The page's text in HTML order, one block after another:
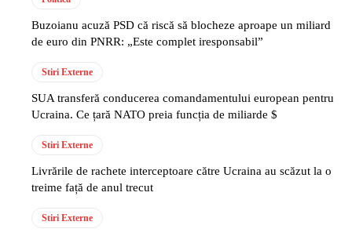
Buzoianu acuză PSD că riscă să blocheze aproape un miliard
de euro din PNRR: „Este complet iresponsabil”
Stiri Externe
SUA transferă conducerea comandamentului european pentru
Ucraina. Ce țară NATO preia funcția de miliarde $
Stiri Externe
Livrările de rachete interceptoare către Ucraina au scăzut la o
treime față de anul trecut
Stiri Externe